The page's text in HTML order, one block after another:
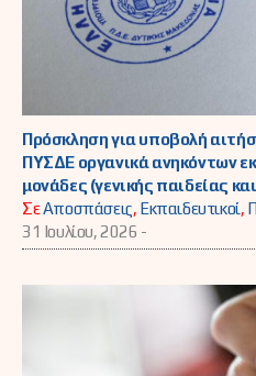
Πρόσκληση για υποβολή
ΠΥΣΔΕ οργανικά ανηκόντων
μονάδες (γενικής παιδείας
ΣεΑποσπάσεις, Εκπαιδευτικοί,
31 Ιουλίου, 2026 -